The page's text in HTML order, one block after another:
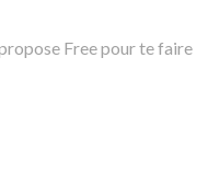
Free pour te faire